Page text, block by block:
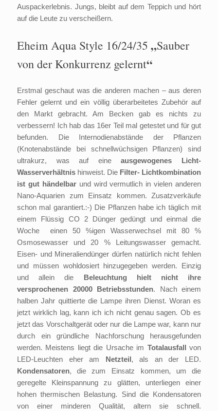
Auspackerlebnis. Jungs, bleibt auf dem Teppich und hört
auf die Leute zu verscheißern.
Eheim Aqua Style 16/24/35 „Sauber
von der Konkurrenz gelernt“
Erstmal geschaut was die anderen machen – aus deren
Fehler gelernt und ein völlig überarbeitetes Zubehör auf
den Markt gebracht. Am Becken gab es nichts zu
verbessern! Ich hab das 16er Teil mal getestet und für gut
befunden. Die Internodienabstände der Pflanzen
(Knotenabstände bei schnellwüchsigen Pflanzen) sind
ultrakurz, was auf eineausgewogenes Licht-
Wasserverhältnis hinweist. Die Filter- Lichtkombination
ist gut händelbarund wird vermutlich in vielen anderen
Nano-Aquarien zum Einsatz kommen. Zusatzverkäufe
schon mal garantiert.:-) Die Pflanzen habe ich täglich mit
einem Flüssig CO 2 Dünger gedüngt und einmal die
Woche einen 50 %igen Wasserwechsel mit 80 %
Osmosewasser und 20 % Leitungswasser gemacht.
Eisen- und Mineraliendünger dürfen natürlich nicht fehlen
und müssen wohldosiert hinzugegeben werden. Einzig
und allein die Beleuchtung
hielt nicht ihre
versprochenen 20000 Betriebsstunden. Nach einem
halben Jahr quittierte die Lampe ihren Dienst. Woran es
jetzt wirklich lag, kann ich ich nicht genau sagen. Ob es
jetzt das Vorschaltgerät oder nur die Lampe war, kann nur
durch ein gründliche Nachforschung herausgefunden
werden. Meistens liegt die Ursache im Totalausfall von
LED-Leuchten eher am Netzteil, als an der LED.
Kondensatoren, die zum Einsatz kommen, um die
geregelte Kleinspannung zu glätten, unterliegen einer
hohen thermischen Belastung. Sind die Kondensatoren
von einer minderen Qualität, altern sie schnell.